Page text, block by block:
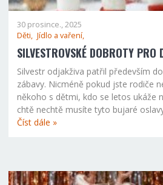
30 prosince., 2025
Děti, Jídlo a vaření,
SILVESTROVSKÉ DOBROTY PRO
Silvestr odjakživa patřil především
zábavy. Nicméně pokud jste rodiče
někoho s dětmi, kdo se letos ukáže
chtě nechtě musíte tyto bujaré
Číst dále »